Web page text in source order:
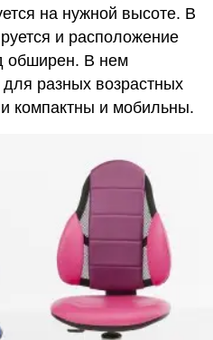
на нужной высоте. В
и расположение
обширен. В нем
разных возрастных
компактны и мобильны.